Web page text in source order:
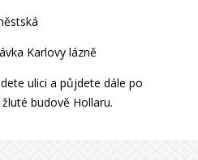
Karlovy lázně
ulici a půjdete dále po
budově Hollaru.